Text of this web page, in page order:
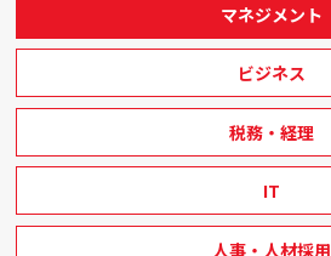
マネジメント
ビジネス
税務・経理
IT
人事・人材採用